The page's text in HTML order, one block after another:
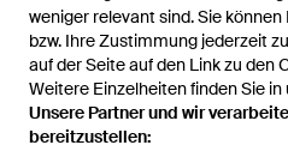
weniger relevant sind. Sie
bzw. Ihre Zustimmung jederzeit
auf der Seite auf den Link zu den
Weitere Einzelheiten finden Sie in
Unsere Partner und wir
bereitzustellen: